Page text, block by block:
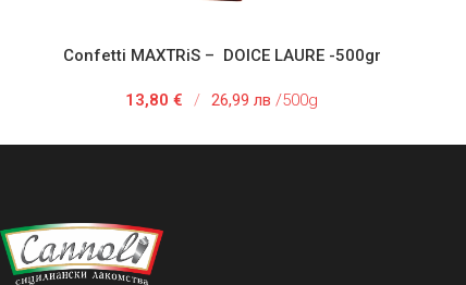
ДОБАВЯНЕ В КОЛИЧКАТА
Confetti MAXTRiS – DOlCE LAURE -500gr
13,80€ / 26,99 лв /500g